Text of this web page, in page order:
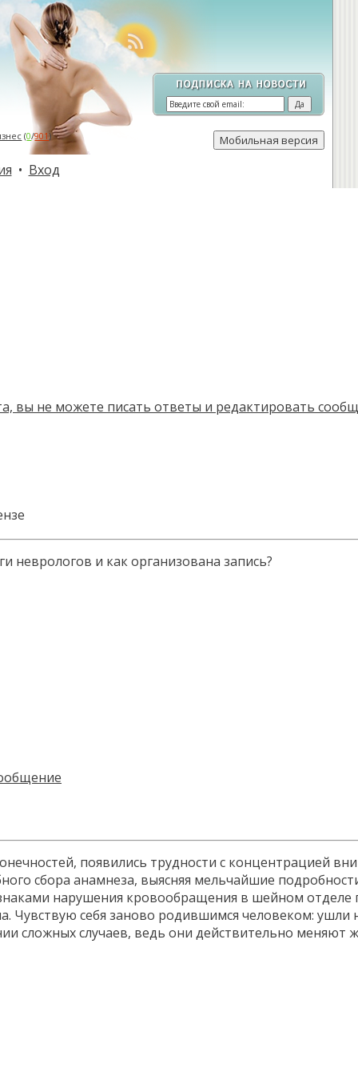
(0/901)
• Вход
неврологов и как организована запись?
появились трудности с концентрацией
сбора анамнеза, выясняя мельчайшие
нарушения кровообращения в шейном
себя заново родившимся человеком:
сложных случаев, ведь они действительно меняют